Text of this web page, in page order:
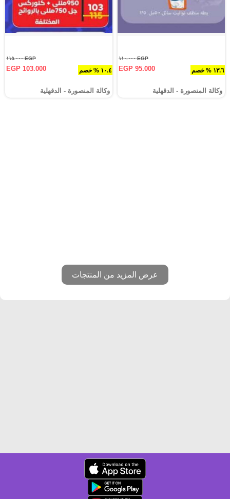
١٣.٦ % خصم
EGP ١١٠.٠٠٠
EGP 95.000
وكالة المنصورة - الدقهلية‎
١٠.٤ % خصم
EGP ١١٥.٠٠٠
EGP 103.000
وكالة المنصورة - الدقهلية‎
عرض المزيد من المنتجات